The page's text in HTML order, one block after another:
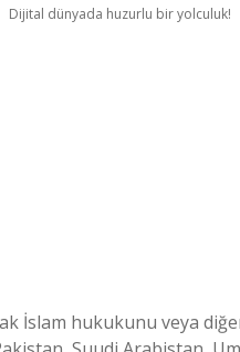
Dijital dünyada huzurlu bir yolculuk!
İslam hukukunu veya